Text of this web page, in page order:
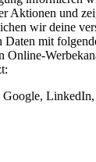
Aktionen und
wir deine
Daten mit
Online-